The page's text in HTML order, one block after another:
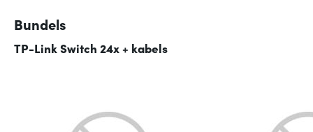
Bundels
TP-Link Switch 24x + kabels